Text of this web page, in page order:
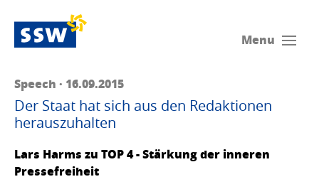
Menu
Speech · 16.09.2015
Der Staat hat sich aus den Redaktionen
herauszuhalten
Lars Harms zu TOP 4 - Stärkung der inneren
Pressefreiheit